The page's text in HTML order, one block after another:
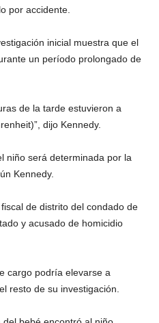
por accidente.
inicial muestra que el
un período prolongado de
de la tarde estuvieron a
dijo Kennedy.
niño será determinada por la
Kennedy.
de distrito del condado de
y acusado de homicidio
cargo podría elevarse a
resto de su investigación.